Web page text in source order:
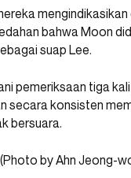
bahwa Moon
suap Lee.
pemeriksaan tiga
secara konsisten
bersuara.
by Ahn Jeong-